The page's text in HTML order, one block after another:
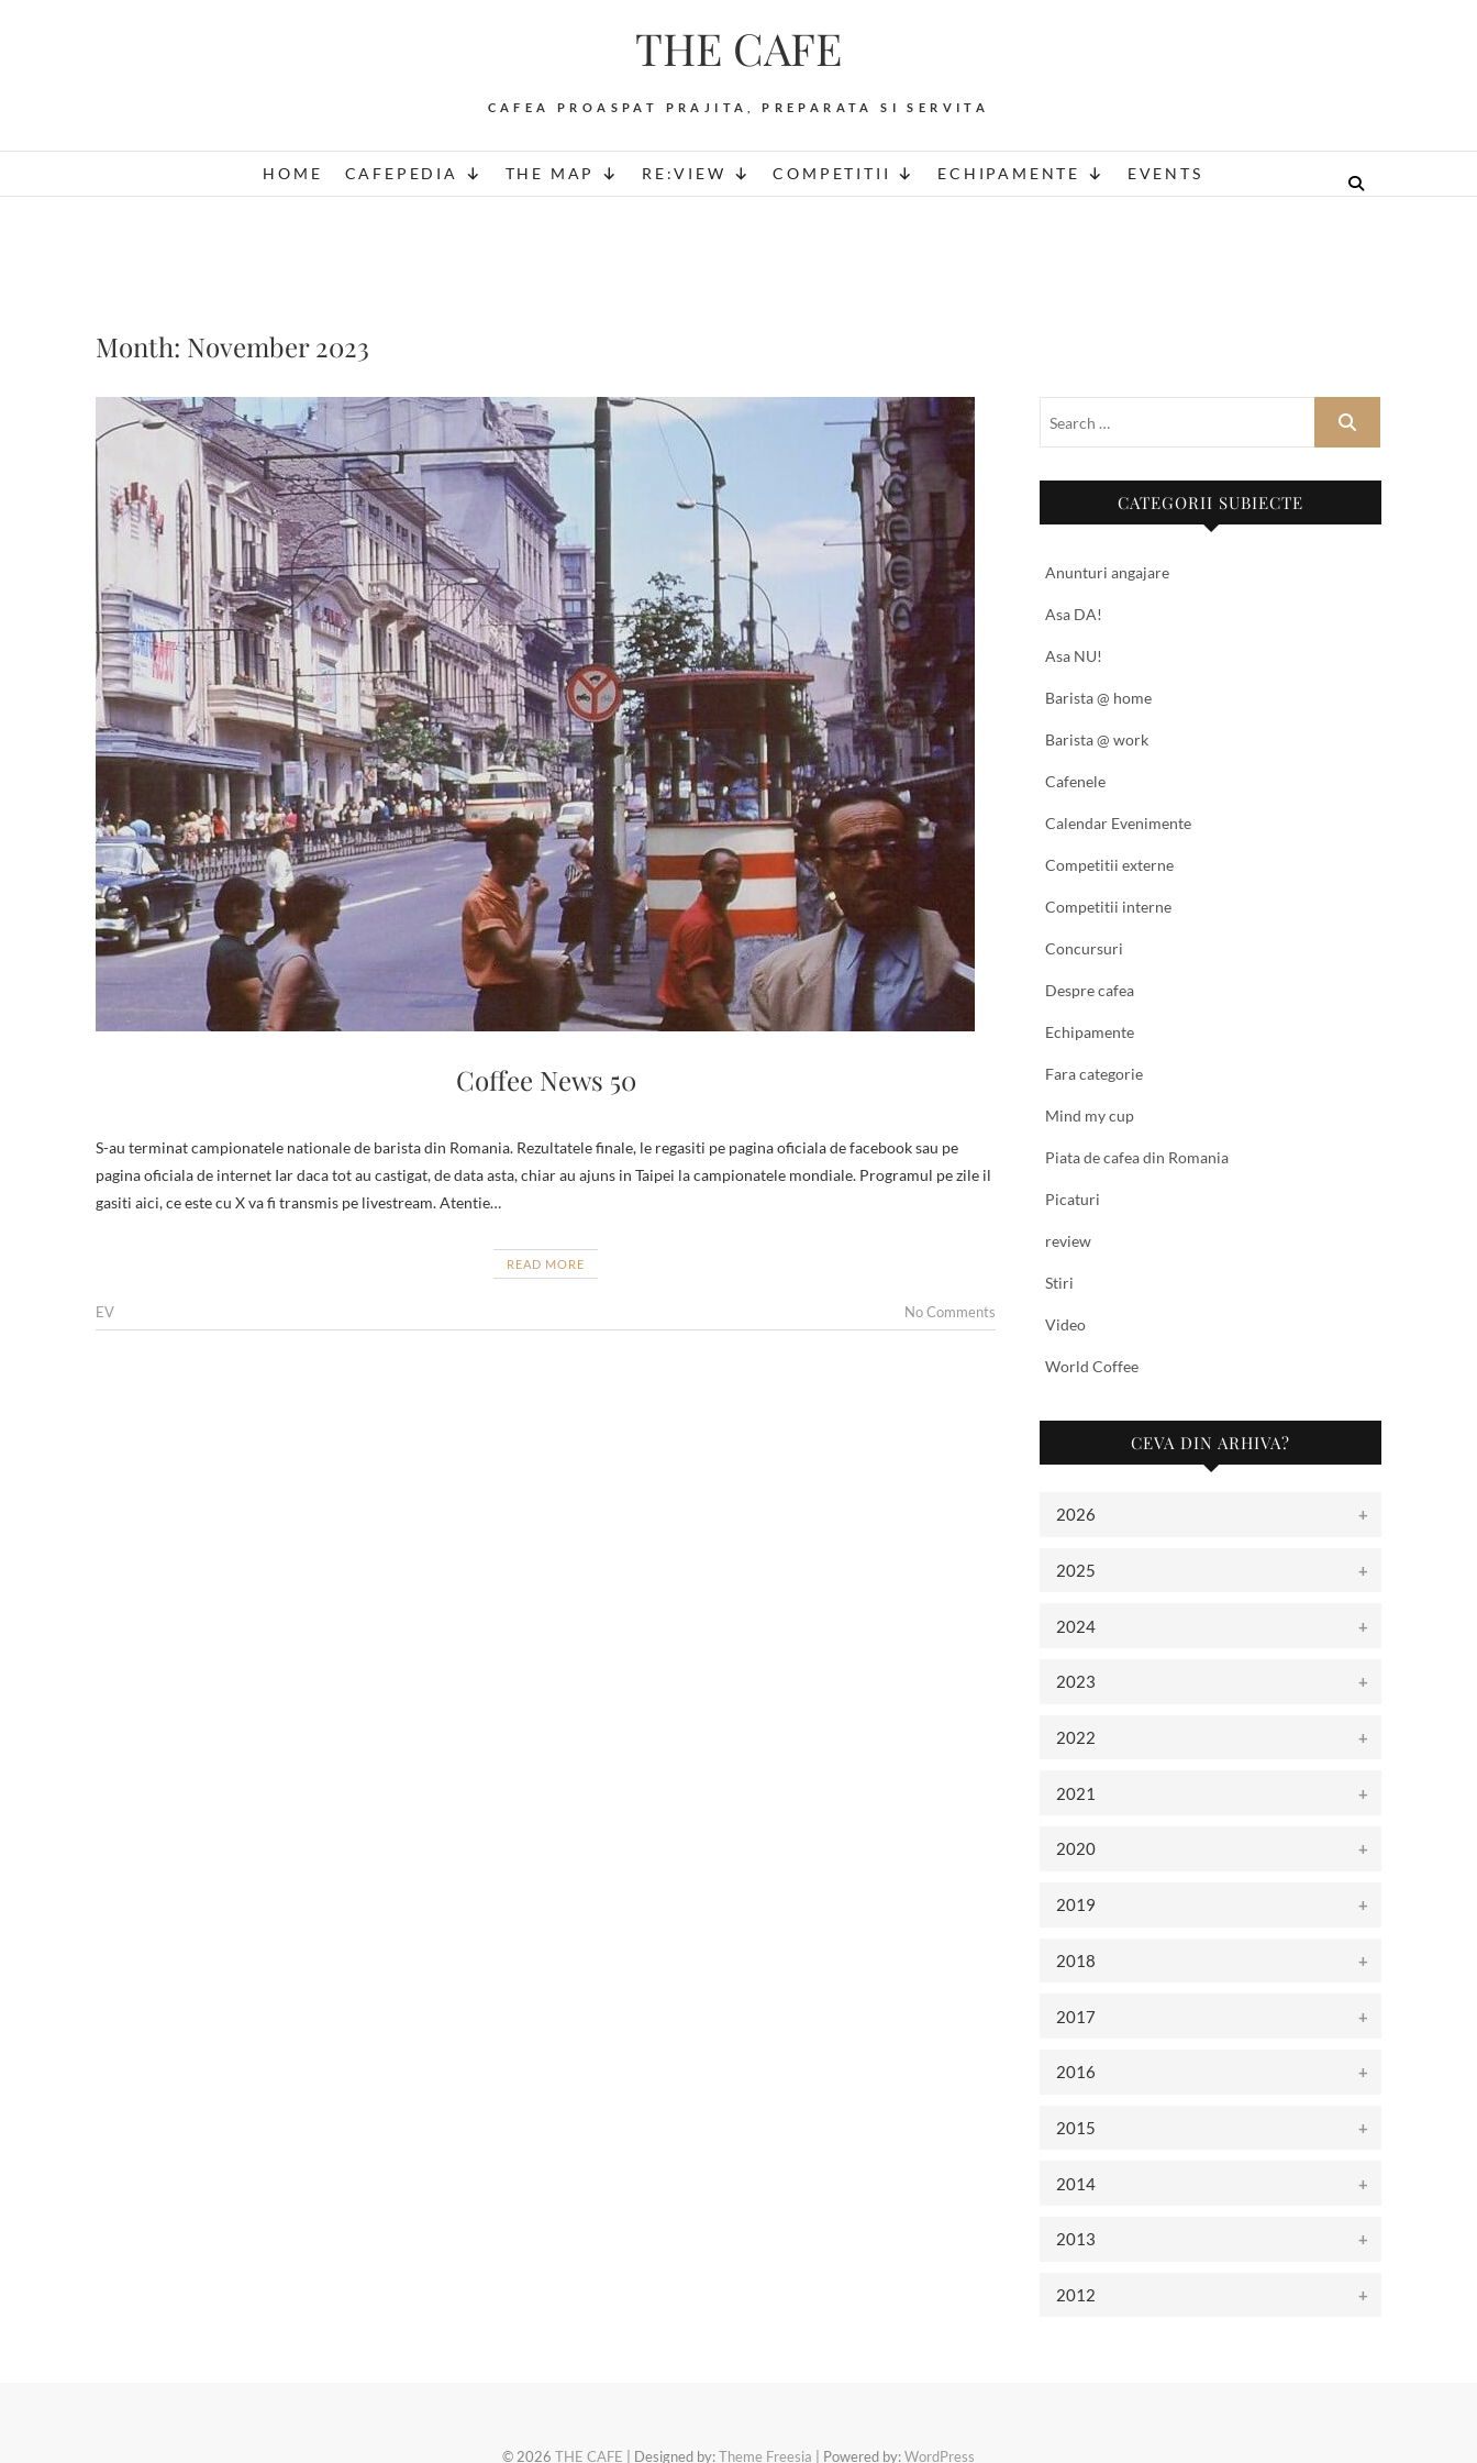
THE CAFE
CAFEA PROASPAT PRAJITA, PREPARATA SI SERVITA
HOME CAFEPEDIA THE MAP RE:VIEW COMPETITII ECHIPAMENTE EVENTS
Month: November 2023
Coffee News 50
S-au terminat campionatele nationale de barista din Romania. Rezultatele finale, le regasiti pe pagina oficiala de facebook sau pe
pagina oficiala de internet Iar daca tot au castigat, de data asta, chiar au ajuns in Taipei la campionatele mondiale. Programul pe zile il
gasiti aici, ce este cu X va fi transmis pe livestream. Atentie…
READ MORE
EV No Comments
CATEGORII SUBIECTE
Anunturi angajare
Asa DA!
Asa NU!
Barista @ home
Barista @ work
Cafenele
Calendar Evenimente
Competitii externe
Competitii interne
Concursuri
Despre cafea
Echipamente
Fara categorie
Mind my cup
Piata de cafea din Romania
Picaturi
review
Stiri
Video
World Coffee
CEVA DIN ARHIVA?
2026
2025
2024
2023
2022
2021
2020
2019
2018
2017
2016
2015
2014
2013
2012
© 2026 THE CAFE | Designed by:Theme Freesia | Powered by:WordPress